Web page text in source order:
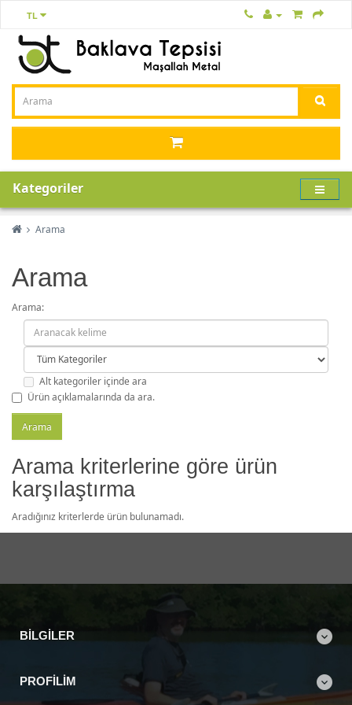
TL
Kategoriler
Arama
Arama
Arama:
Alt kategoriler içinde ara
Ürün açıklamalarında da ara.
Arama kriterlerine göre ürün
karşılaştırma
Aradığınız kriterlerde ürün bulunamadı.
BILGILER
PROFILIM